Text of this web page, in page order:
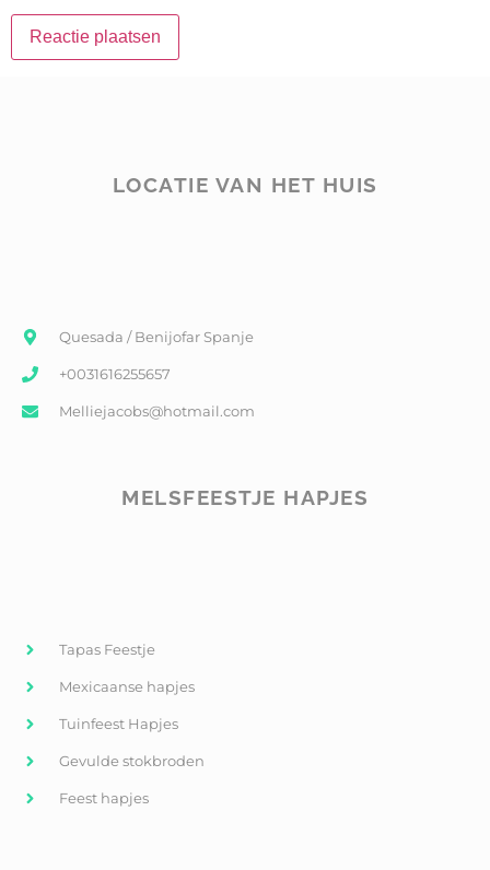
LOCATIE VAN HET HUIS
Quesada / Benijofar Spanje
+0031616255657
Melliejacobs@hotmail.com
MELSFEESTJE HAPJES
Tapas Feestje
Mexicaanse hapjes
Tuinfeest Hapjes
Gevulde stokbroden
Feest hapjes